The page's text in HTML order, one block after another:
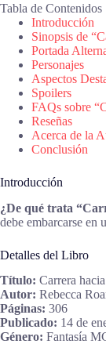
Tabla de Contenidos
Introducción
Sinopsis de
Portada
Personajes
Aspectos
Spoilers
FAQs sobre
Reseñas
Acerca de la
Conclusión
Introducción
¿De qué trata
debe embarcarse en
Detalles del Libro
Título: Carrera
Autor: Rebecca
Páginas: 306
Publicado: 14 de
Género: Fantasía